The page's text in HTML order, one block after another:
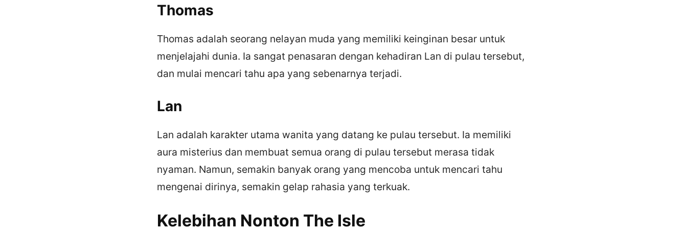
Thomas
Thomas adalah seorang nelayan muda yang memiliki keinginan besar untuk
menjelajahi dunia. Ia sangat penasaran dengan kehadiran Lan di pulau tersebut,
dan mulai mencari tahu apa yang sebenarnya terjadi.
Lan
Lan adalah karakter utama wanita yang datang ke pulau tersebut. Ia memiliki
aura misterius dan membuat semua orang di pulau tersebut merasa tidak
nyaman. Namun, semakin banyak orang yang mencoba untuk mencari tahu
mengenai dirinya, semakin gelap rahasia yang terkuak.
Kelebihan Nonton The Isle